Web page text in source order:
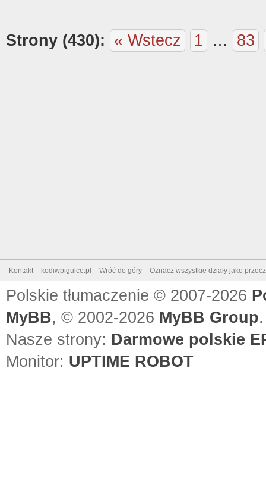
Strony (430): « Wstecz 1 … 83
Kontakt kodiwpigulce.pl Wróć do góry Oznacz wszystkie działy jako
Polskie tłumaczenie © 2007-2026
MyBB, © 2002-2026 MyBB Group.
Nasze strony: Darmowe polskie
Monitor: UPTIME ROBOT